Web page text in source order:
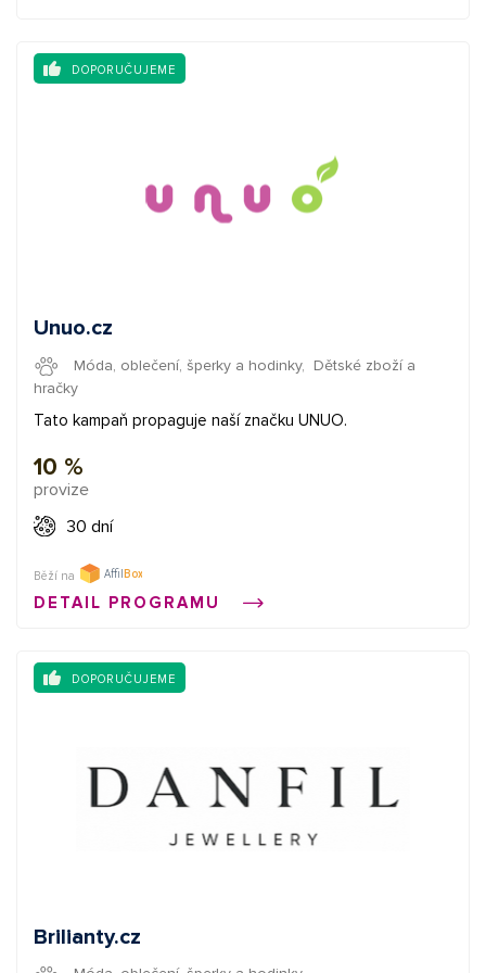
DOPORUČUJEME
Unuo.cz
Móda, oblečení, šperky a hodinky, Dětské zboží a
hračky
Tato kampaň propaguje naší značku UNUO.
10 %
provize
30 dní
Běží na
DETAIL PROGRAMU
DOPORUČUJEME
Brilianty.cz